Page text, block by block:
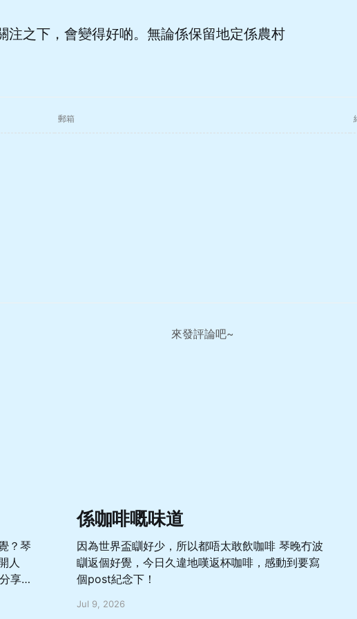
注之下，會變得好啲。無論係保留地定係農村
來發評論吧~
？琴
人
享區
係咖啡嘅味道
因為世界盃瞓好少，所以都唔太敢飲咖啡 琴晚冇波
瞓返個好覺，今日久違地嘆返杯咖啡，感動到要寫
個post紀念下！
Jul 9, 2026